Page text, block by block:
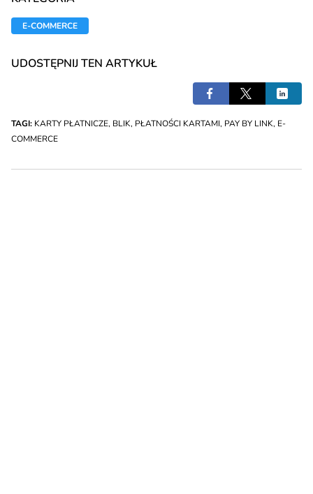
E-COMMERCE
UDOSTĘPNIJ TEN ARTYKUŁ
TAGI: KARTY PŁATNICZE, BLIK, PŁATNOŚCI KARTAMI, PAY BY LINK, E-
COMMERCE